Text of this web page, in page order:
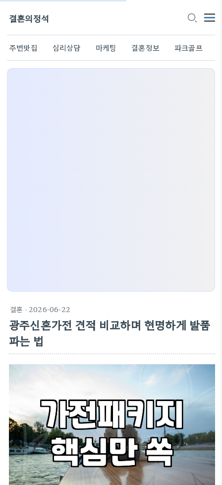
결혼의정석
주변맛집 심리상담 마케팅 결혼정보 파크골프
결혼 · 2026-06-22
광주신혼가전 견적 비교하며 현명하게 발품
파는 법